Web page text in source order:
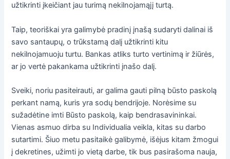
užtikrinti įkeičiant jau turimą nekilnojamąjį turtą.
Taip, teoriškai yra galimybė pradinį įnašą sudaryti dalinai iš
savo santaupų, o trūkstamą dalį užtikrinti kitu
nekilnojamuoju turtu. Bankas atliks turto vertinimą ir žiūrės,
ar jo vertė pakankama užtikrinti įnašo dalį.
Sveiki, noriu pasiteirauti, ar galima gauti pilną būsto paskolą
perkant namą, kuris yra sodų bendrijoje. Norėsime su
sužadėtine imti Būsto paskolą, kaip bendrasavininkai.
Vienas asmuo dirba su Individualia veikla, kitas su darbo
sutartimi. Šiuo metu pasitaikė galibymė, išėjus kitam žmogui
į dekretines, užimti jo vietą darbe, tik bus pasirašoma nauja,